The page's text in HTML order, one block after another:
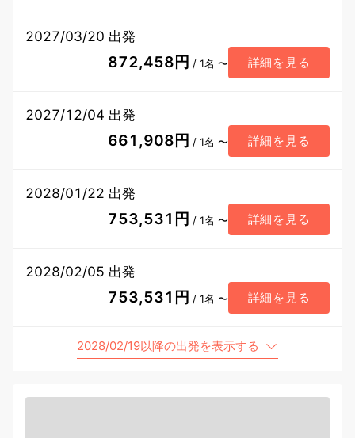
2027/03/20 出発
872,458円 / 1名 〜 詳細を見る
2027/12/04 出発
661,908円 / 1名 〜 詳細を見る
2028/01/22 出発
753,531円 / 1名 〜 詳細を見る
2028/02/05 出発
753,531円 / 1名 〜 詳細を見る
2028/02/19以降の出発を表示する